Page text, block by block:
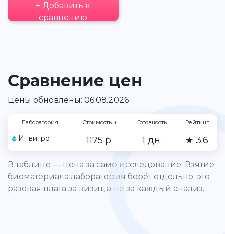
+ Добавить к
сравнению
Сравнение цен
Цены обновлены: 06.08.2026
Лаборатория Стоимость ↑ Готовность Рейтинг
Инвитро 1175 р. 1 дн. ★ 3.6
В таблице — цена за само исследование. Взятие
биоматериала лаборатория берёт отдельно: это
разовая плата за визит, а не за каждый анализ.